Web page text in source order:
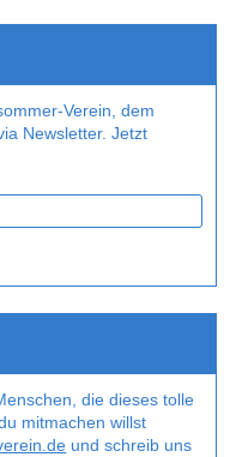
Verein, dem
Newsletter. Jetzt
die dieses tolle
mitmachen willst
und schreib uns